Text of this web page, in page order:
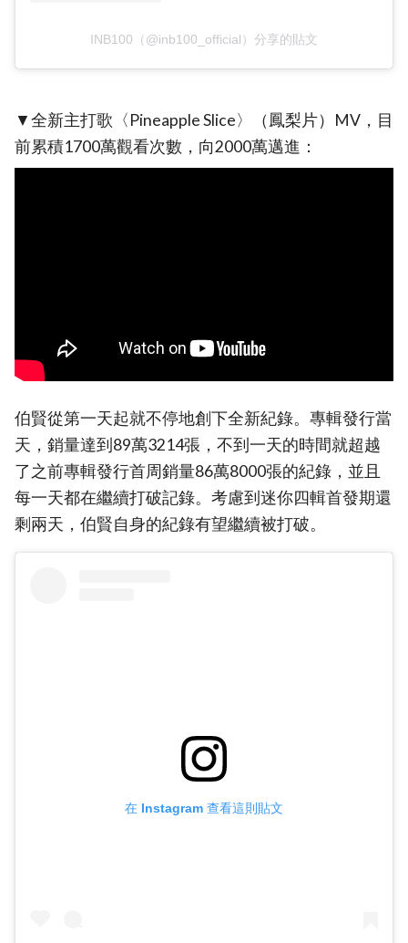
INB100（@inb100_official）分享的貼文
▼全新主打歌〈Pineapple Slice〉（鳳梨片）MV，目
前累積1700萬觀看次數，向2000萬邁進：
伯賢從第一天起就不停地創下全新紀錄。專輯發行當
天，銷量達到89萬3214張，不到一天的時間就超越
了之前專輯發行首周銷量86萬8000張的紀錄，並且
每一天都在繼續打破記錄。考慮到迷你四輯首發期還
剩兩天，伯賢自身的紀錄有望繼續被打破。
在 Instagram 查看這則貼文